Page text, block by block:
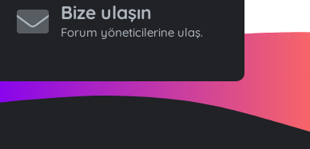
Bize ulaşın
Forum yöneticilerine ulaş.